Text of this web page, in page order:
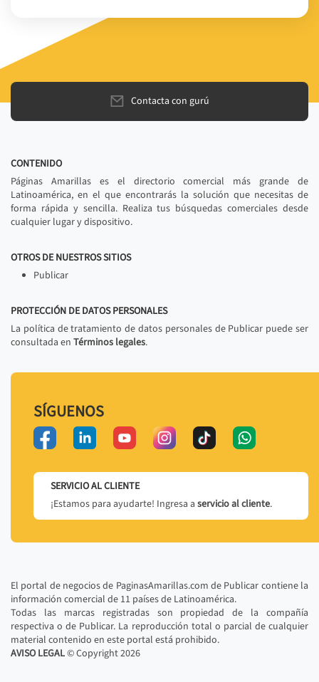
Contacta con gurú
CONTENIDO
Páginas Amarillas es el directorio comercial más grande de
Latinoamérica, en el que encontrarás la solución que necesitas de
forma rápida y sencilla. Realiza tus búsquedas comerciales desde
cualquier lugar y dispositivo.
OTROS DE NUESTROS SITIOS
Publicar
PROTECCIÓN DE DATOS PERSONALES
La política de tratamiento de datos personales de Publicar puede ser
consultada en Términos legales.
SÍGUENOS
SERVICIO AL CLIENTE
¡Estamos para ayudarte! Ingresa a servicio al cliente.
El portal de negocios de PaginasAmarillas.com de Publicar contiene la
información comercial de 11 países de Latinoamérica.
Todas las marcas registradas son propiedad de la compañía
respectiva o de Publicar. La reproducción total o parcial de cualquier
material contenido en este portal está prohibido.
AVISO LEGAL© Copyright2026